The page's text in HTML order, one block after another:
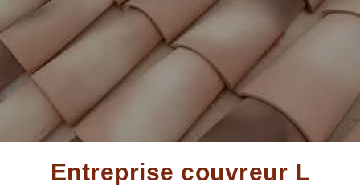
Entreprise couvreur L